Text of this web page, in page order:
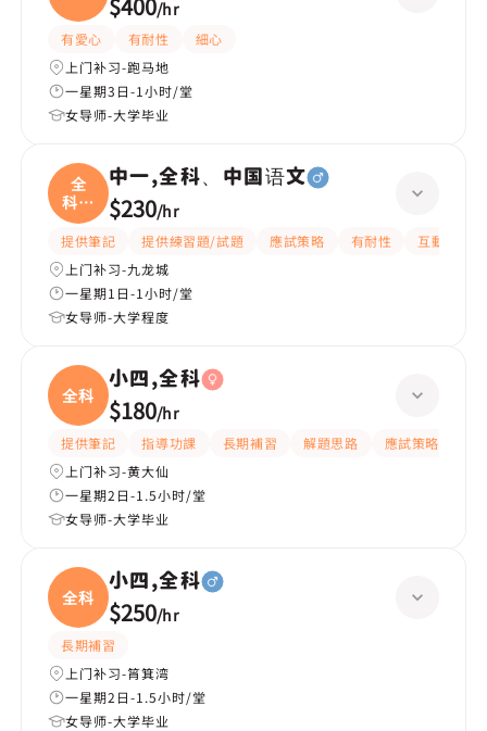
/hr
有愛心 有耐性
細心
上门补习-跑马地
一星期3日-1小时/堂
女导师-大学毕业
全
科、
中国
中一,全科、中国语文
$230/hr
提供筆記 提供練習題/試題 應試策略 有耐性
互動教學
上门补习-九龙城
一星期1日-1小时/堂
女导师-大学程度
全科
小四,全科
$180/hr
提供筆記 指導功課 長期補習 解題思路 應試策略
上门补习-黄大仙
一星期2日-1.5小时/堂
女导师-大学毕业
全科
小四,全科
$250/hr
長期補習
上门补习-筲箕湾
一星期2日-1.5小时/堂
女导师-大学毕业